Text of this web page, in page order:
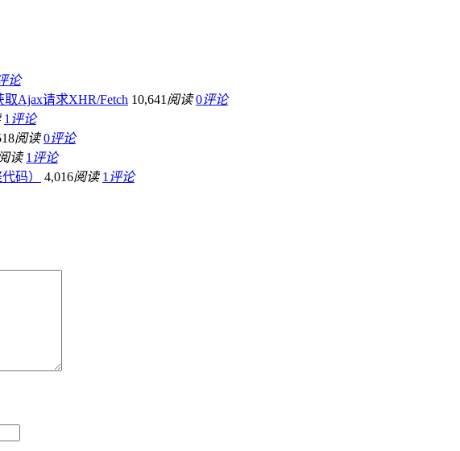
论
取Ajax请求XHR/Fetch 10,641 阅读 0评论
1 评论
阅读 0评论
读 1 评论
码）
4,016阅读 1 评论